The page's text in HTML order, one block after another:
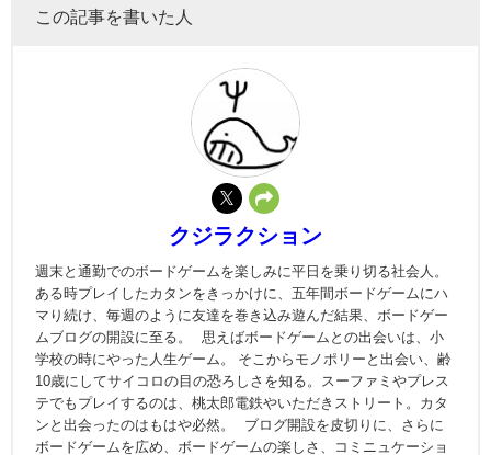
この記事を書いた人
クジラクション
週末と通勤でのボードゲームを楽しみに平日を乗り切る社会人。
ある時プレイしたカタンをきっかけに、五年間ボードゲームにハ
マり続け、毎週のように友達を巻き込み遊んだ結果、ボードゲー
ムブログの開設に至る。 思えばボードゲームとの出会いは、小
学校の時にやった人生ゲーム。 そこからモノポリーと出会い、齢
10歳にしてサイコロの目の恐ろしさを知る。スーファミやプレス
テでもプレイするのは、桃太郎電鉄やいただきストリート。カタ
ンと出会ったのはもはや必然。 ブログ開設を皮切りに、さらに
ボードゲームを広め、ボードゲームの楽しさ、コミニュケーショ